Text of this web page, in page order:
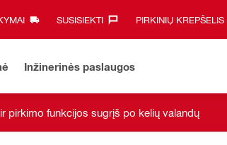
SUSISIEKTI‎ PIRKINIŲ KREPŠELIS
Inžinerinės paslaugos
pirkimo funkcijos sugrįš po kelių valandų